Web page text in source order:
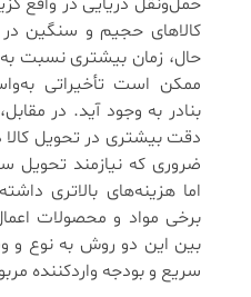
کالاهای حجیم و سنگین
حال، زمان بیشتری نسبت به
ممکن است تأخیراتی
بنادر به وجود آید. در
دقت بیشتری در تحویل کالا
ضروری که نیازمند
اما هزینه‌های بالاتری
برخی مواد و محصولات
بین این دو روش به نوع و
سریع و بودجه واردکننده